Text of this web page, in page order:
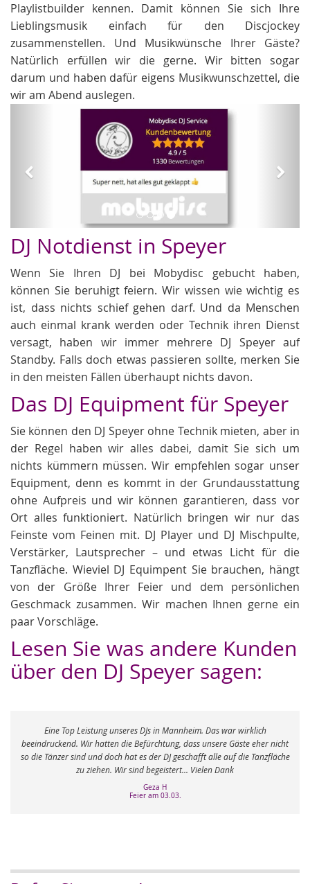
Playlistbuilder kennen. Damit können Sie sich Ihre
Lieblingsmusik einfach für den Discjockey
zusammenstellen. Und Musikwünsche Ihrer Gäste?
Natürlich erfüllen wir die gerne. Wir bitten sogar
darum und haben dafür eigens Musikwunschzettel, die
wir am Abend auslegen.
DJ Notdienst in Speyer
Wenn Sie Ihren DJ bei Mobydisc gebucht haben,
können Sie beruhigt feiern. Wir wissen wie wichtig es
ist, dass nichts schief gehen darf. Und da Menschen
auch einmal krank werden oder Technik ihren Dienst
versagt, haben wir immer mehrere DJ Speyer auf
Standby. Falls doch etwas passieren sollte, merken Sie
in den meisten Fällen überhaupt nichts davon.
Das DJ Equipment für Speyer
Sie können den DJ Speyer ohne Technik mieten, aber in
der Regel haben wir alles dabei, damit Sie sich um
nichts kümmern müssen. Wir empfehlen sogar unser
Equipment, denn es kommt in der Grundausstattung
ohne Aufpreis und wir können garantieren, dass vor
Ort alles funktioniert. Natürlich bringen wir nur das
Feinste vom Feinen mit. DJ Player und DJ Mischpulte,
Verstärker, Lautsprecher – und etwas Licht für die
Tanzfläche. Wieviel DJ Equimpent Sie brauchen, hängt
von der Größe Ihrer Feier und dem persönlichen
Geschmack zusammen. Wir machen Ihnen gerne ein
paar Vorschläge.
Lesen Sie was andere Kunden
über den DJ Speyer sagen:
Eine Top Leistung unseres DJs in Mannheim. Das war wirklich
beeindruckend. Wir hatten die Befürchtung, dass unsere Gäste eher nicht
so die Tänzer sind und doch hat es der DJ geschafft alle auf die Tanzfläche
zu ziehen. Wir sind begeistert... Vielen Dank
Geza H
Feier am 03.03.